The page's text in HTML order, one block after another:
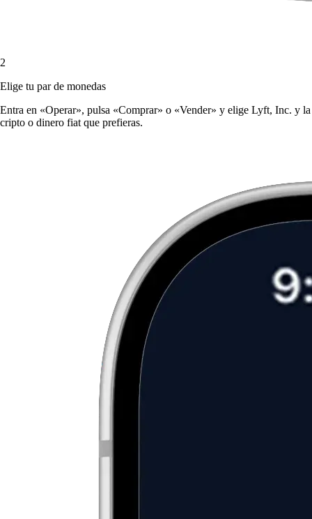
2
Elige tu par de monedas
Entra en «Operar», pulsa «Comprar» o «Vender» y elige Lyft, Inc. y la
cripto o dinero fiat que prefieras.